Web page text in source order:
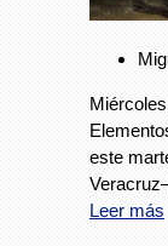
este
Leer más